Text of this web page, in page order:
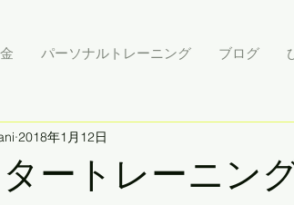
パーソナルトレーニング ブログ
ートレーニン
2018年1月12日